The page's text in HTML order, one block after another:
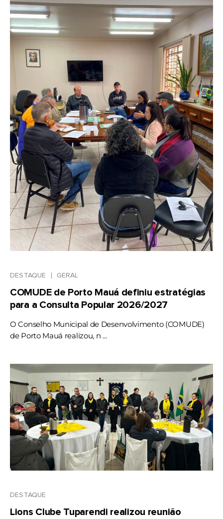
DESTAQUE GERAL
COMUDE de Porto Mauá definiu estratégias
para a Consulta Popular 2026/2027
O Conselho Municipal de Desenvolvimento (COMUDE)
de Porto Mauá realizou, n ...
DESTAQUE
Lions Clube Tuparendi realizou reunião